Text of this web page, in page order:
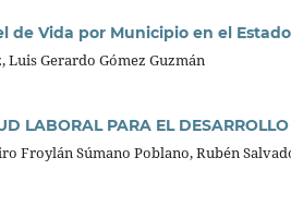
de Vida por Municipio en el
Luis Gerardo Gómez Guzmán
LABORAL PARA EL
Froylán Súmano Poblano, Rubén